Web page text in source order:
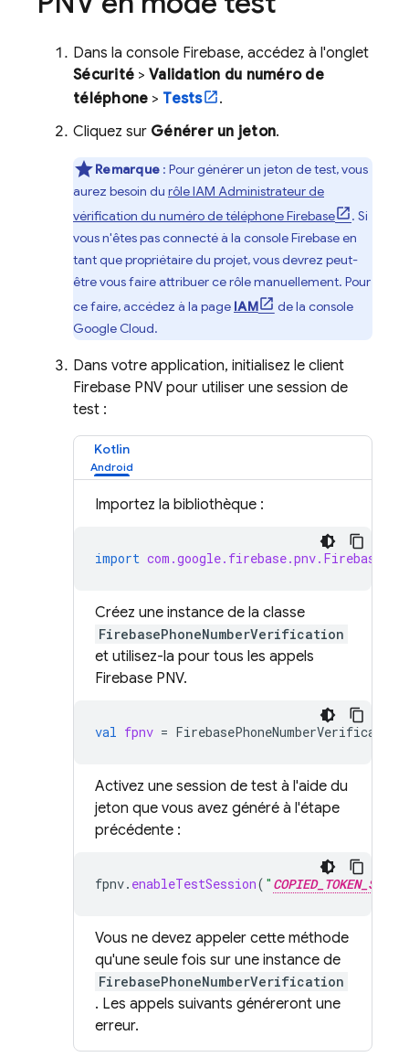
Dans la console Firebase, accédez à l'onglet
Sécurité > Validation du numéro de
téléphone > Tests
.
Cliquez sur Générer un jeton.
Remarque : Pour générer un jeton de test, vous
aurez besoin du rôle IAM Administrateur de
vérification du numéro de téléphone Firebase
. Si
vous n'êtes pas connecté à la consoleFirebaseen
tant que propriétaire du projet, vous devrez peut-
être vous faire attribuer ce rôle manuellement. Pour
ce faire, accédez à la page IAM
de la console
Google Cloud.
Dans votre application, initialisez le client
Firebase PNV pour utiliser une session de
test :
Kotlin
Importez la bibliothèque :
import
Créez une instance de la classe
FirebasePhoneNumberVerification
et utilisez-la pour tous les appels
Firebase PNV.
val fpnv = FirebasePhoneNumberVerification
Activez une session de test à l'aide du
jeton que vous avez généré à l'étape
précédente :
fpnv. enableTestSession( "
Vous ne devez appeler cette méthode
qu'une seule fois sur une instance de
FirebasePhoneNumberVerification
. Les appels suivants généreront une
erreur.